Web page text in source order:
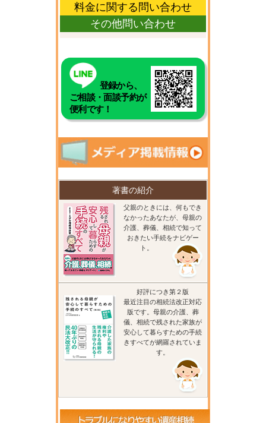
料金に関する問い合わせ
その他問い合わせ
登録から、
ご相談・面談予約が
便利です！
著書の紹介
父親のときには、何もでき
なかったあなたが、母親の
介護、葬儀、相続で知って
おきたい手続をナビゲー
ト。
好評につき第２版
最近注目の相続法改正対応
版です。母親の介護、葬
儀、相続で残された家族が
安心して暮らすための手続
きすべてが網羅されていま
す。